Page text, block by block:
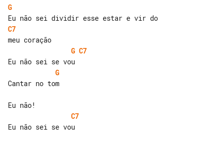
G
C7
G C7
G
Cantar no tom
C7
Eu não sei se vou